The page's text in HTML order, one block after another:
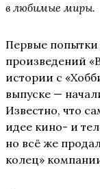
в любимые миры.
Первые
произведений
истории с
выпуске —
Известно, что
идее кино- и
но всё же
колец»